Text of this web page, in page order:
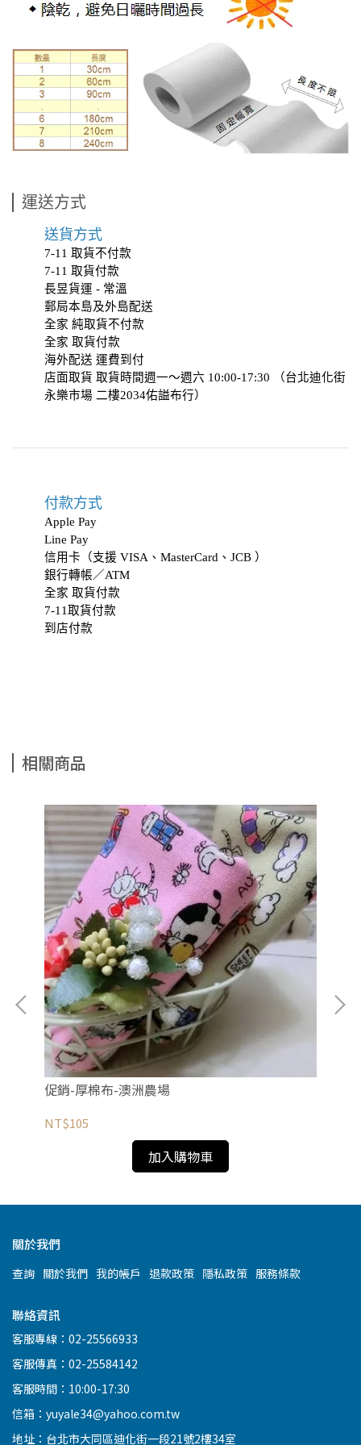
運送方式
送貨方式
7-11 取貨不付款
7-11 取貨付款
長昱貨運 - 常溫
郵局本島及外島配送
全家 純取貨不付款
全家 取貨付款
海外配送 運費到付
店面取貨 取貨時間週一～週六 10:00-17:30 （台北迪化街
永樂市場 二樓2034佑謚布行）
付款方式
Apple Pay
Line Pay
信用卡（支援 VISA、MasterCard、JCB ）
銀行轉帳／ATM
全家 取貨付款
7-11取貨付款
到店付款
相關商品
促銷-厚棉布-澳洲農場
NT$105
加入購物車
關於我們
查詢 關於我們 我的帳戶 退款政策 隱私政策 服務條款
聯絡資訊
客服專線：02-25566933
客服傳真：02-25584142
客服時間：10:00-17:30
信箱：yuyale34@yahoo.com.tw
地址：台北市大同區迪化街一段21號2樓34室